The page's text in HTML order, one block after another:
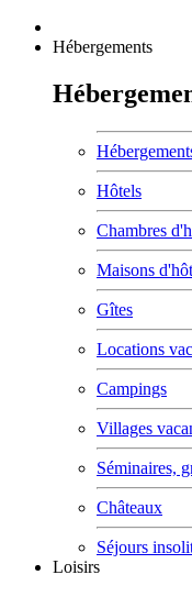
Hébergements
Hôtels
Chambres
Maisons
Gîtes
Locations
Campings
Villages
Séminaires,
Châteaux
Séjours
Loisirs